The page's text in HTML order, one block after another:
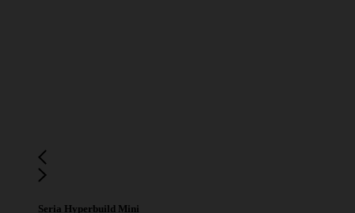
Seria Hyperbuild Mini